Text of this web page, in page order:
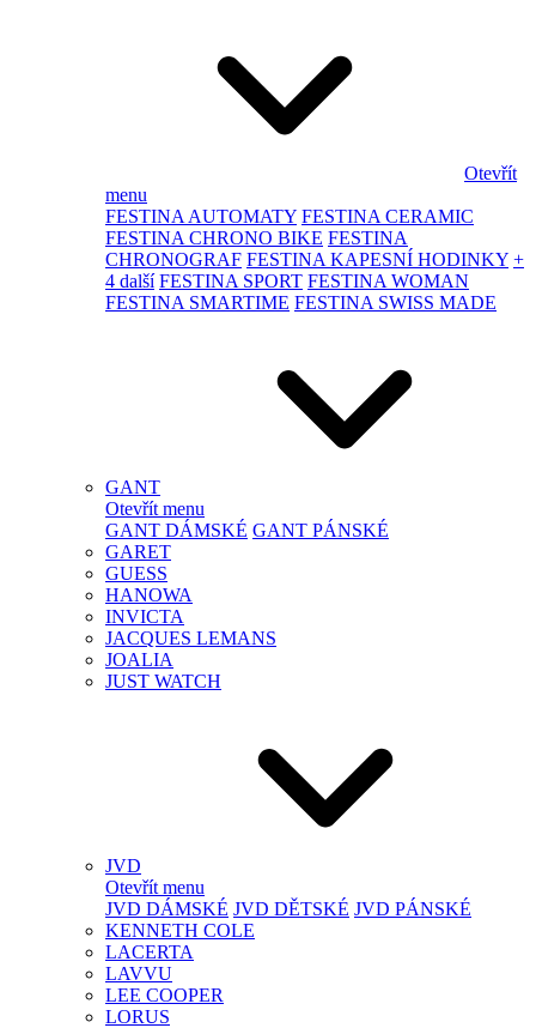
Otevřít
menu
FESTINA AUTOMATY FESTINA CERAMIC
FESTINA CHRONO BIKE FESTINA
CHRONOGRAF FESTINA KAPESNÍ HODINKY +
4 další FESTINA SPORT FESTINA WOMAN
FESTINA SMARTIME FESTINA SWISS MADE
GANT
Otevřít menu
GANT DÁMSKÉ GANT PÁNSKÉ
GARET
GUESS
HANOWA
INVICTA
JACQUES LEMANS
JOALIA
JUST WATCH
JVD
Otevřít menu
JVD DÁMSKÉ JVD DĚTSKÉ JVD PÁNSKÉ
KENNETH COLE
LACERTA
LAVVU
LEE COOPER
LORUS